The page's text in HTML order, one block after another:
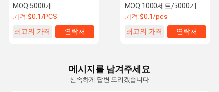
MOQ:5000개
가격:$0.1/PCS
최고의 가격
연락처
MOQ:1000세트/5000개
가격:$0.1/pcs
최고의 가격
연락처
메시지를 남겨주세요
신속하게 답변 드리겠습니다